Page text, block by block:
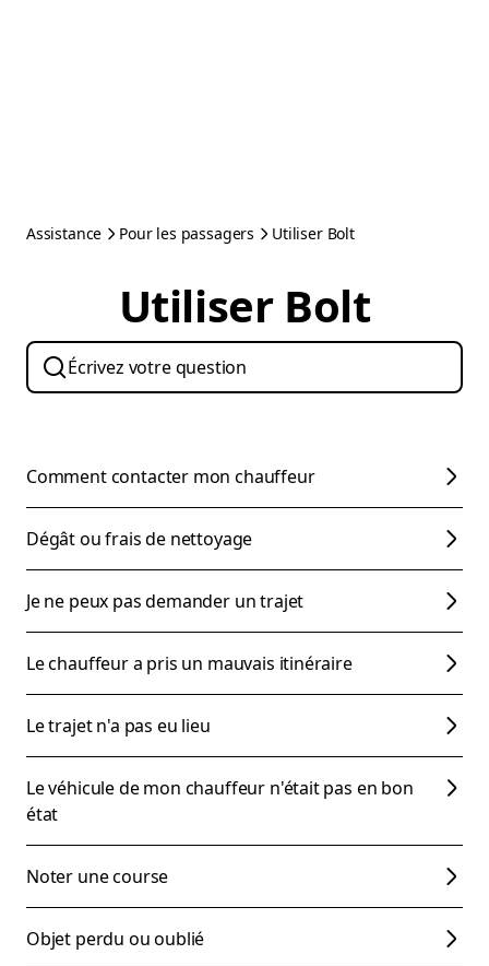
Assistance Pour les passagers Utiliser Bolt
Utiliser Bolt
Comment contacter mon chauffeur
Dégât ou frais de nettoyage
Je ne peux pas demander un trajet
Le chauffeur a pris un mauvais itinéraire
Le trajet n'a pas eu lieu
Le véhicule de mon chauffeur n'était pas en bon
état
Noter une course
Objet perdu ou oublié